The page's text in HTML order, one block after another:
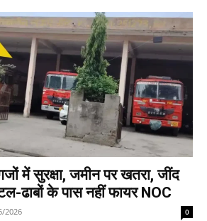
में सुरक्षा, जमीन पर खतरा, जींद
ढाबों के पास नहीं फायर NOC
2026 0